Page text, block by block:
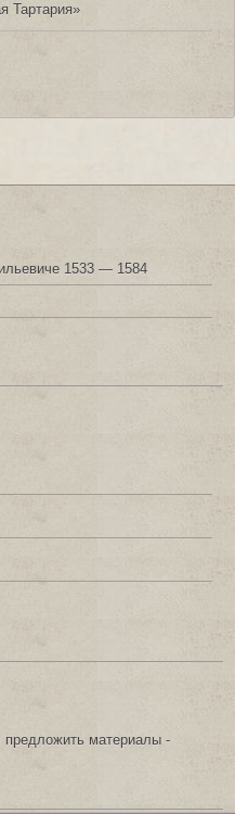
Тартария»
1533 — 1584
предложить материалы -